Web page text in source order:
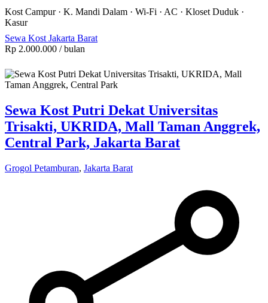
Kost Campur· K. Mandi Dalam · Wi-Fi · AC · Kloset Duduk ·
Kasur
Sewa Kost Jakarta Barat
Rp 2.000.000 / bulan
Sewa Kost Putri Dekat Universitas
Trisakti, UKRIDA, Mall Taman Anggrek,
Central Park, Jakarta Barat
Grogol Petamburan, Jakarta Barat